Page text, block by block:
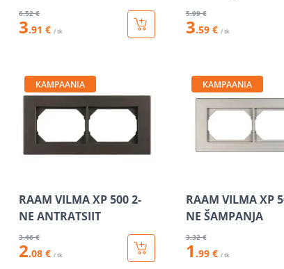
6.52 €
3.91 € / tk
5.99 €
3.59 € / tk
KAMPAANIA
RAAM VILMA XP 500 2-
NE ANTRATSIIT
3.46 €
2.08 € / tk
KAMPAANIA
RAAM VILMA XP
NE ŠAMPANJA
3.32 €
1 .99 € / tk